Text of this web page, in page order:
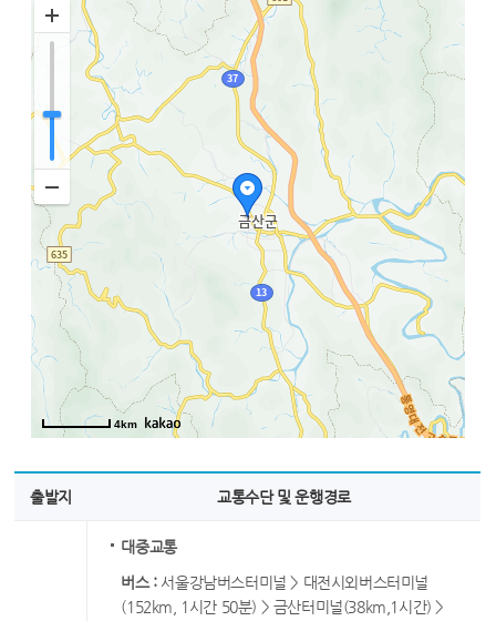
4km
출발지 교통수단 및 운행경로
대중교통
버스 : 서울강남버스터미널 > 대전시외버스터미널
(152km, 1시간 50분) > 금산터미널(38km,1시간) >